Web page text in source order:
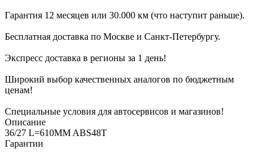
Гарантия 12 месяцев или 30.000 км (что наступит раньше).
Бесплатная доставка по Москве и Санкт-Петербургу.
Экспресс доставка в регионы за 1 день!
Широкий выбор качественных аналогов по бюджетным
ценам!
Специальные условия для автосервисов и магазинов!
Описание
36/27 L=610MM ABS48T
Гарантии